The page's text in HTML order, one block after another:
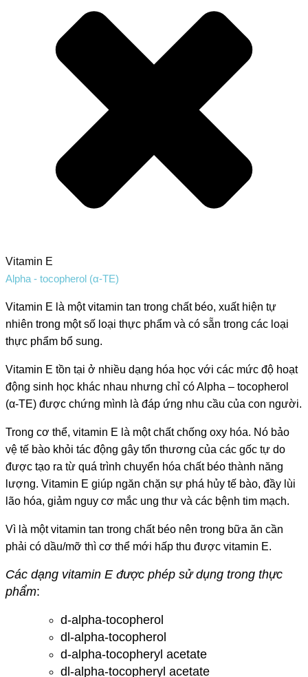
Vitamin E
Alpha - tocopherol (α-TE)
Vitamin E là một vitamin tan trong chất béo, xuất hiện tự
nhiên trong một số loại thực phẩm và có sẵn trong các loại
thực phẩm bổ sung.
Vitamin E tồn tại ở nhiều dạng hóa học với các mức độ hoạt
động sinh học khác nhau nhưng chỉ có Alpha – tocopherol
(α-TE) được chứng mình là đáp ứng nhu cầu của con người.
Trong cơ thể, vitamin E là một chất chống oxy hóa. Nó bảo
vệ tế bào khỏi tác động gây tổn thương của các gốc tự do
được tạo ra từ quá trình chuyển hóa chất béo thành năng
lượng. Vitamin E giúp ngăn chặn sự phá hủy tế bào, đầy lùi
lão hóa, giảm nguy cơ mắc ung thư và các bệnh tim mạch.
Vì là một vitamin tan trong chất béo nên trong bữa ăn cần
phải có dầu/mỡ thì cơ thể mới hấp thu được vitamin E.
Các dạng vitamin E được phép sử dụng trong thực
phẩm:
d-alpha-tocopherol
dl-alpha-tocopherol
d-alpha-tocopheryl acetate
dl-alpha-tocopheryl acetate